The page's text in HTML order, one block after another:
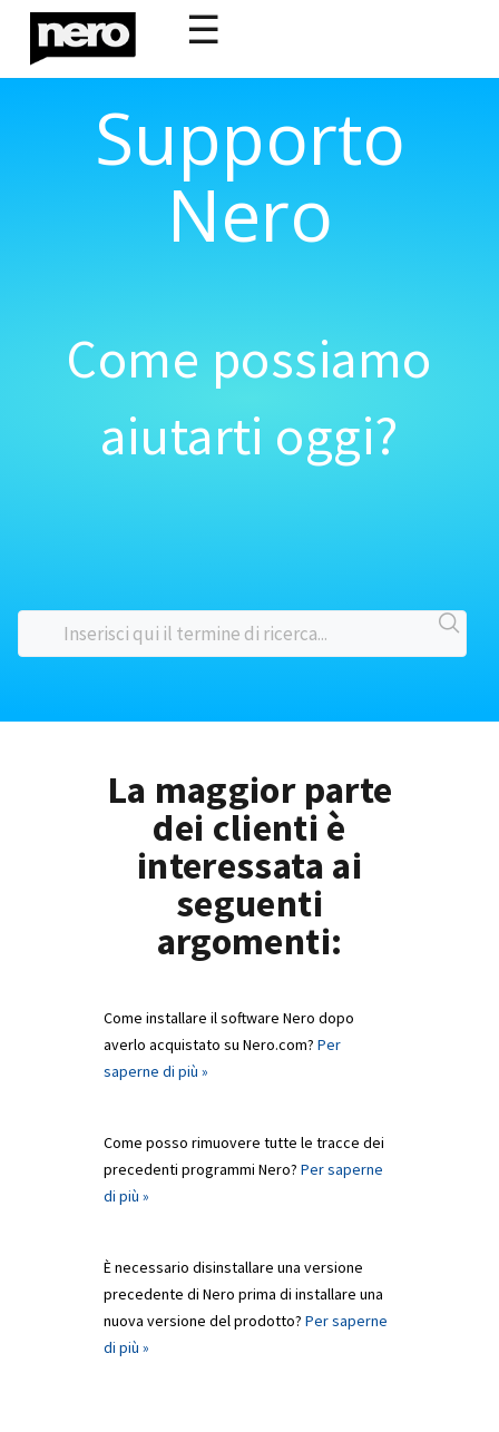
☰
Supporto
Nero
Come possiamo
aiutarti oggi?
La maggior parte
dei clienti è
interessata ai
seguenti
argomenti:
Come installare il software Nero dopo
averlo acquistato su Nero.com? Per
saperne di più »
Come posso rimuovere tutte le tracce dei
precedenti programmi Nero? Per saperne
di più »
È necessario disinstallare una versione
precedente di Nero prima di installare una
nuova versione del prodotto? Per saperne
di più »